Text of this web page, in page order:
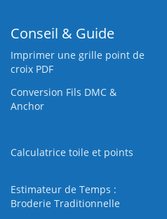
Conseil & Guide
Imprimer une grille point de
croix PDF
Conversion Fils DMC &
Anchor
Calculatrice toile et points
Estimateur de Temps :
Broderie Traditionnelle